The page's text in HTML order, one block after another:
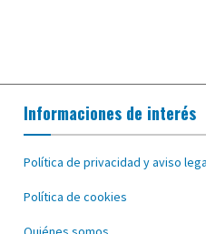
Informaciones de interés
Política de privacidad y aviso
Política de cookies